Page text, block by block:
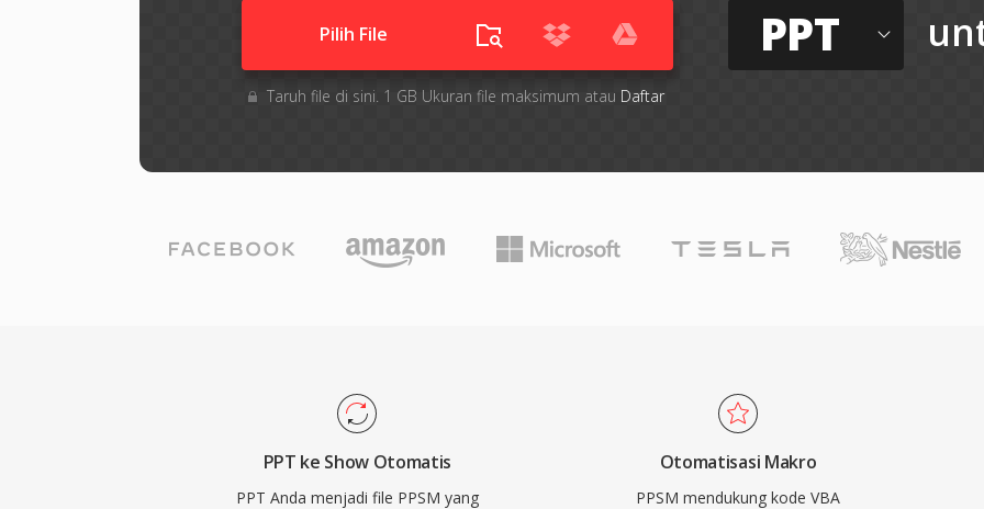
Pilih File
Taruh file di sini. 1 GB Ukuran file maksimum atau Daftar
PPT
PPT ke Show Otomatis
PPT Anda menjadi file PPSM yang
Otomatisasi Makro
PPSM mendukung kode VBA